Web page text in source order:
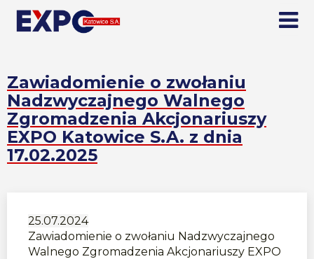
Zawiadomienie o zwołaniu
Nadzwyczajnego Walnego
Zgromadzenia Akcjonariuszy
EXPO Katowice S.A. z dnia
17.02.2025
25.07.2024
Zawiadomienie o zwołaniu Nadzwyczajnego
Walnego Zgromadzenia Akcjonariuszy EXPO